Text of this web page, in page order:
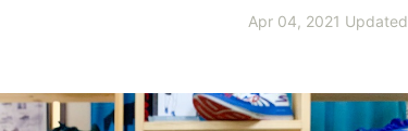
Apr 04, 2021 Updated